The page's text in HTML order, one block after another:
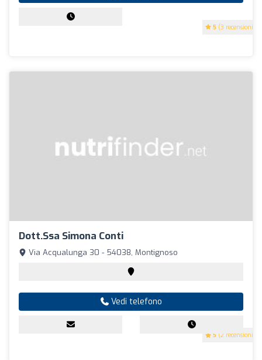
5 (3 recensioni)
Dott.ssa Simona Conti
5 (2 recensioni)
Via Acqualunga 30 - 54038, Montignoso
Vedi telefono